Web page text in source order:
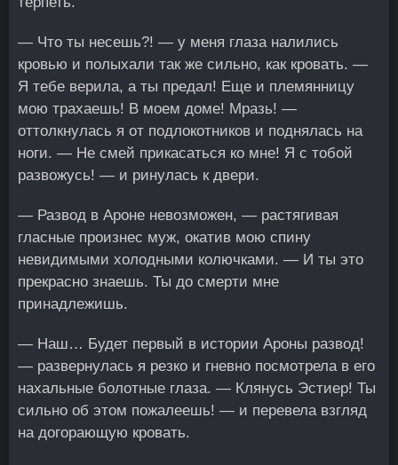
— Что ты несешь?! — у меня глаза налились
кровью и полыхали так же сильно, как кровать. —
Я тебе верила, а ты предал! Еще и племянницу
мою трахаешь! В моем доме! Мразь! —
оттолкнулась я от подлокотников и поднялась на
ноги. — Не смей прикасаться ко мне! Я с тобой
развожусь! — и ринулась к двери.
— Развод в Ароне невозможен, — растягивая
гласные произнес муж, окатив мою спину
невидимыми холодными колючками. — И ты это
прекрасно знаешь. Ты до смерти мне
принадлежишь.
— Наш… Будет первый в истории Ароны развод!
— развернулась я резко и гневно посмотрела в его
нахальные болотные глаза. — Клянусь Эстиер! Ты
сильно об этом пожалеешь! — и перевела взгляд
на догорающую кровать.